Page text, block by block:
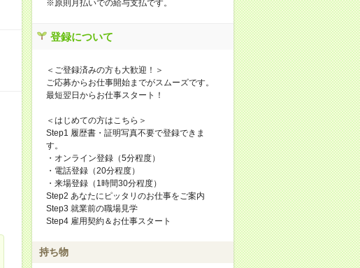
※原則月払いでの給与支払です。
登録について
＜ご登録済みの方も大歓迎！＞
ご応募からお仕事開始までがスムーズです。
最短翌日からお仕事スタート！
＜はじめての方はこちら＞
Step1 履歴書・証明写真不要で登録できま
す。
・オンライン登録（5分程度）
・電話登録（20分程度）
・来場登録（1時間30分程度）
Step2 あなたにピッタリのお仕事をご案内
Step3 就業前の職場見学
Step4 雇用契約＆お仕事スタート
持ち物